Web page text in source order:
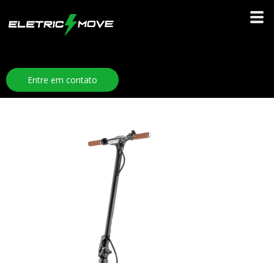
Entre em contato